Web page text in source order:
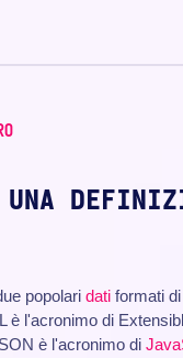
popolari dati formati
è l'acronimo di
è l'acronimo di